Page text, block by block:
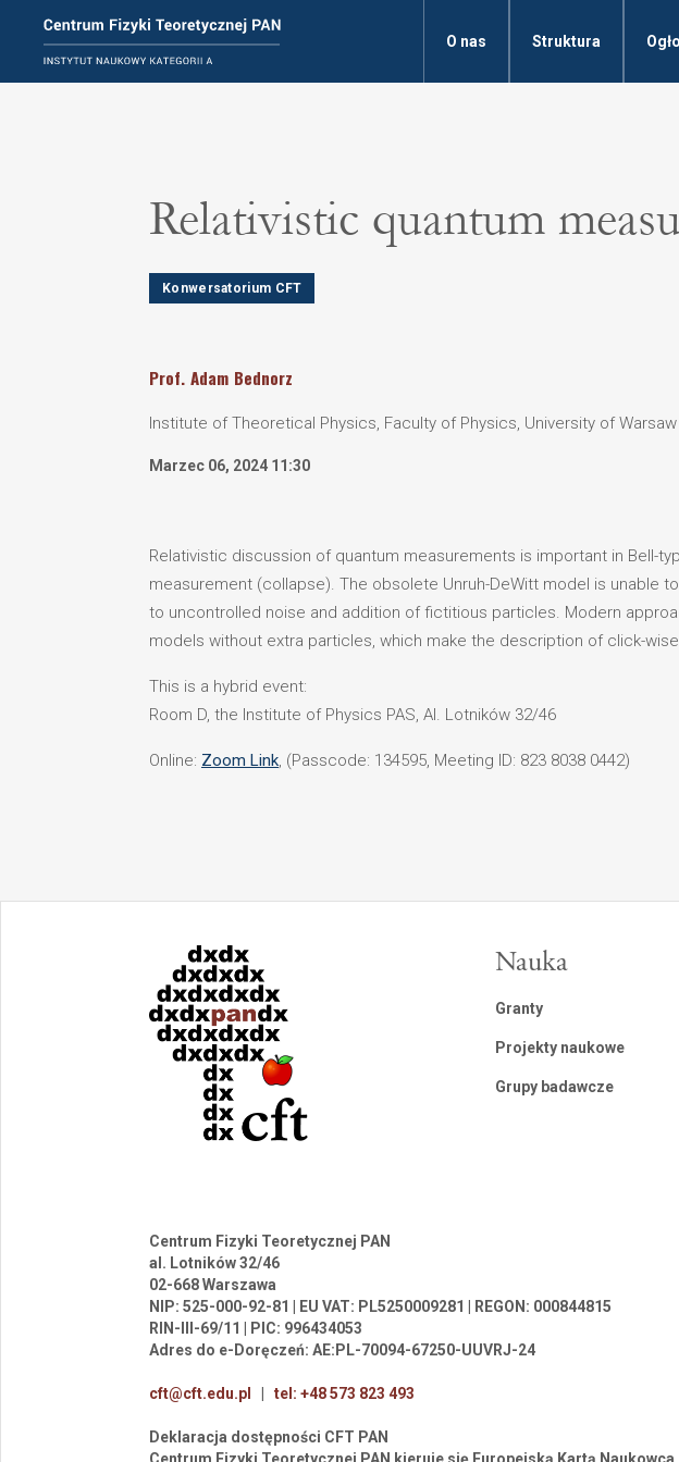
O nas Struktura
Relativistic quantum
Konwersatorium CFT
Prof. Adam Bednorz
Institute of Theoretical Physics, Faculty of Physics, University of Warsaw
Marzec 06, 2024 11:30
Relativistic discussion of quantum measurements is important in Bell-
measurement (collapse). The obsolete Unruh-DeWitt model is unable
to uncontrolled noise and addition of fictitious particles. Modern
models without extra particles, which make the description of click-
This is a hybrid event:
Room D, the Institute of Physics PAS, Al. Lotników 32/46
Online: Zoom Link, (Passcode: 134595, Meeting ID: 823 8038 0442)
Nauka
Granty
Projekty naukowe
Grupy badawcze
Centrum Fizyki Teoretycznej PAN
al. Lotników 32/46
02-668 Warszawa
NIP: 525-000-92-81 | EU VAT: PL5250009281 | REGON: 000844815
RIN-III-69/11 | PIC: 996434053
Adres do e-Doręczeń: AE:PL-70094-67250-UUVRJ-24
cft@cft.edu.pl tel: +48 573 823 493
Deklaracja dostępności CFT PAN